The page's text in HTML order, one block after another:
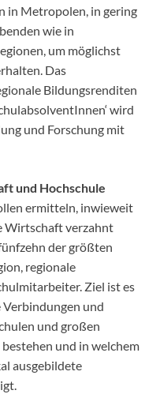
in Metropolen, in gering
wie in
um möglichst
Das
Bildungsrenditen
wird
und Forschung mit
und Hochschule
ermitteln, inwieweit
Wirtschaft verzahnt
der größten
regionale
Ziel ist es
Verbindungen und
und großen
und in welchem
ausgebildete